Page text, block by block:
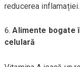
reducerea inflamației.
Alimente bogate
celulară